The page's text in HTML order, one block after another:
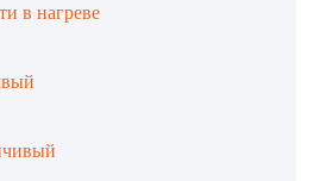
в нагреве